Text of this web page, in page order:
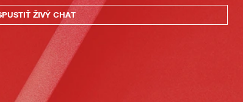
ŽIVÝ CHAT